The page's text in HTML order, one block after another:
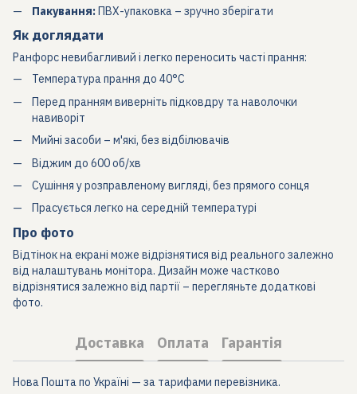
Пакування:ПВХ-упаковка – зручно зберігати
Як доглядати
Ранфорс невибагливий і легко переносить часті прання:
Температура прання до 40°C
Перед пранням виверніть підковдру та наволочки
навиворіт
Мийні засоби – м'які, без відбілювачів
Віджим до 600 об/хв
Сушіння у розправленому вигляді, без прямого сонця
Прасується легко на середній температурі
Про фото
Відтінок на екрані може відрізнятися від реального залежно
від налаштувань монітора. Дизайн може частково
відрізнятися залежно від партії – перегляньте додаткові
фото.
Доставка Оплата Гарантія
Нова Пошта по Україні — за тарифами перевізника.